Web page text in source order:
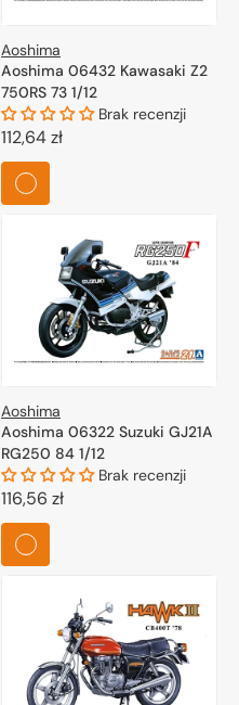
Aoshima
Aoshima 06432 Kawasaki Z2
750RS 73 1/12
Brak recenzji
Cena
regularna
112,64 zł
Aoshima
Aoshima 06322 Suzuki GJ21A
RG250 84 1/12
Brak recenzji
Cena
regularna
116,56 zł